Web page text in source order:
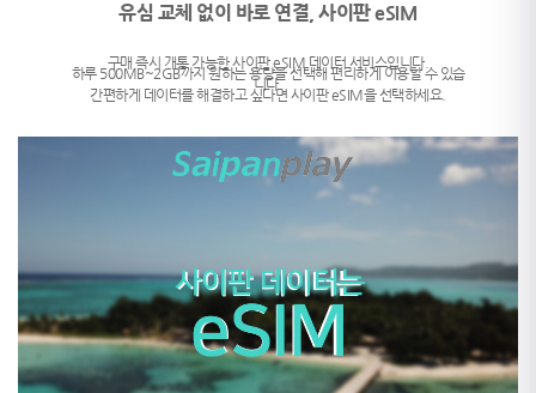
유심 교체 없이 바로 연결, 사이판 eSIM
구매 즉시 개통 가능한 사이판 eSIM 데이터 서비스입니다.
하루 500MB~2GB까지 원하는 용량을 선택해 편리하게 이용할 수 있습
니다.
간편하게 데이터를 해결하고 싶다면 사이판 eSIM을 선택하세요.